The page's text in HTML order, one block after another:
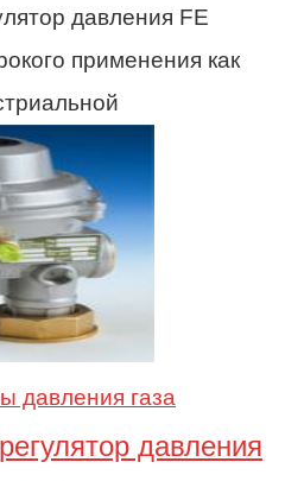
давления FE
применения как
давления газа
давления